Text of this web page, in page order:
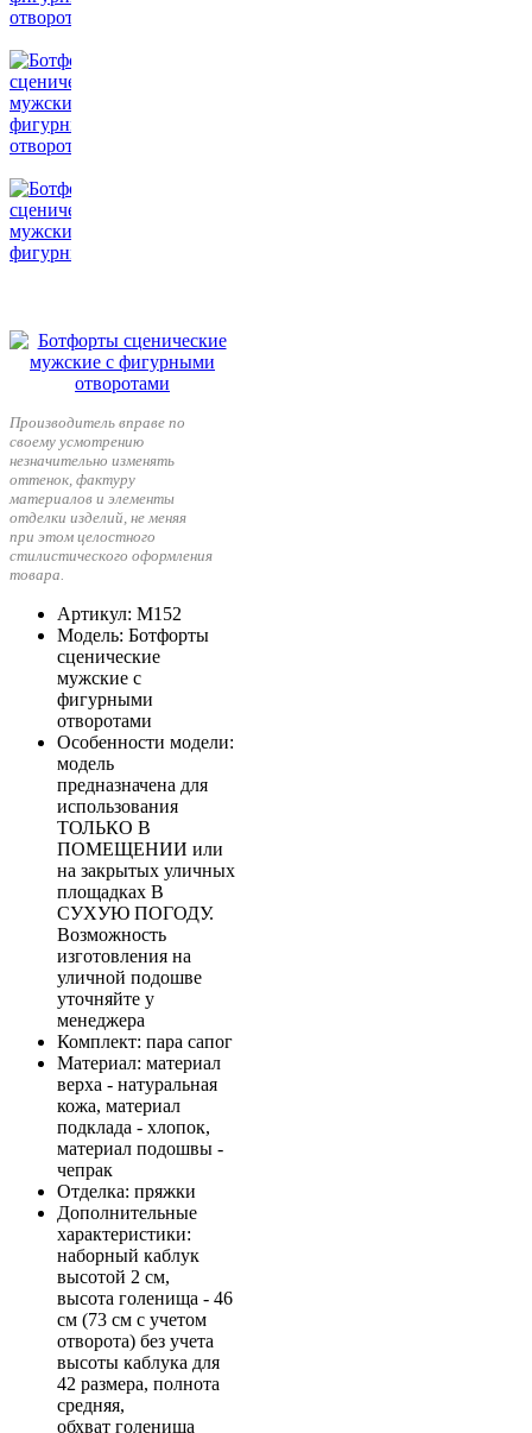
Производитель вправе по
своему усмотрению
незначительно изменять
оттенок, фактуру
материалов и элементы
отделки изделий, не меняя
при этом целостного
стилистического оформления
товара.
Артикул: М152
Модель: Ботфорты
сценические
мужские с
фигурными
отворотами
Особенности модели:
модель
предназначена для
использования
ТОЛЬКО В
ПОМЕЩЕНИИ или
на закрытых уличных
площадках В
СУХУЮ ПОГОДУ.
Возможность
изготовления на
уличной подошве
уточняйте у
менеджера
Комплект: пара сапог
Материал: материал
верха - натуральная
кожа, материал
подклада - хлопок,
материал подошвы -
чепрак
Отделка: пряжки
Дополнительные
характеристики:
наборный каблук
высотой 2 см,
высота голенища - 46
см (73 см с учетом
отворота) без учета
высоты каблука для
42 размера, полнота
средняя,
обхват голенища